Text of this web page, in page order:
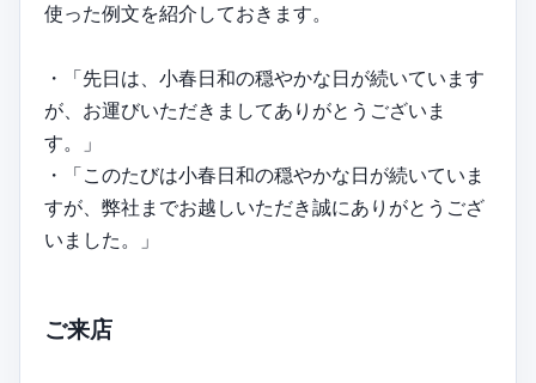
使った例文を紹介しておきます。
・「先日は、小春日和の穏やかな日が続いています
が、お運びいただきましてありがとうございま
す。」
・「このたびは小春日和の穏やかな日が続いていま
すが、弊社までお越しいただき誠にありがとうござ
いました。」
ご来店